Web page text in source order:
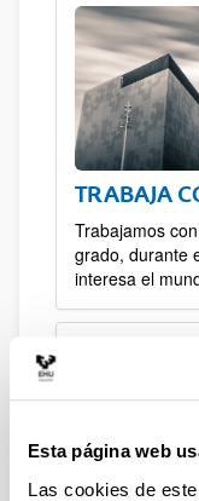
Esta página web
Las cookies de
TRABAJA
Trabajamos
grado, durante
interesa el